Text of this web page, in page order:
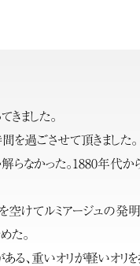
きました。
を過ごさせて頂きました。
らなかった。1880年代
空けてルミアージュの発明
た。
る、重いオリが軽いオリを